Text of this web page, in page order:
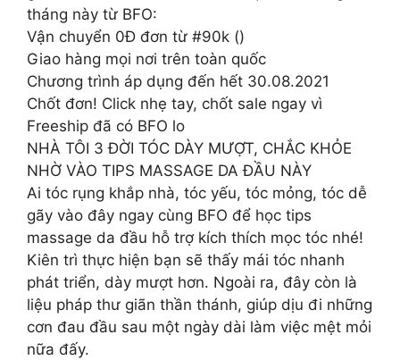
tháng này từ BFO:
Vận chuyển 0Đ đơn từ #90k ()
Giao hàng mọi nơi trên toàn quốc
Chương trình áp dụng đến hết 30.08.2021
Chốt đơn! Click nhẹ tay, chốt sale ngay vì
Freeship đã có BFO lo
NHÀ TÔI 3 ĐỜI TÓC DÀY MƯỢT, CHẮC KHỎE
NHỜ VÀO TIPS MASSAGE DA ĐẦU NÀY
Ai tóc rụng khắp nhà, tóc yếu, tóc mỏng, tóc dễ
gãy vào đây ngay cùng BFO để học tips
massage da đầu hỗ trợ kích thích mọc tóc nhé!
Kiên trì thực hiện bạn sẽ thấy mái tóc nhanh
phát triển, dày mượt hơn. Ngoài ra, đây còn là
liệu pháp thư giãn thần thánh, giúp dịu đi những
cơn đau đầu sau một ngày dài làm việc mệt mỏi
nữa đấy.